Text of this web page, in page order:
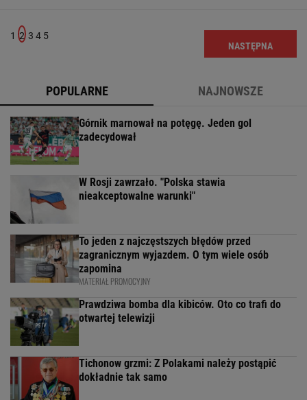
1 2 3 4 5
NASTĘPNA
POPULARNE NAJNOWSZE
Górnik marnował na potęgę. Jeden gol
zadecydował
W Rosji zawrzało. "Polska stawia
nieakceptowalne warunki"
To jeden z najczęstszych błędów przed
zagranicznym wyjazdem. O tym wiele osób
zapomina
MATERIAŁ PROMOCYJNY
Prawdziwa bomba dla kibiców. Oto co trafi do
otwartej telewizji
Tichonow grzmi: Z Polakami należy postąpić
dokładnie tak samo